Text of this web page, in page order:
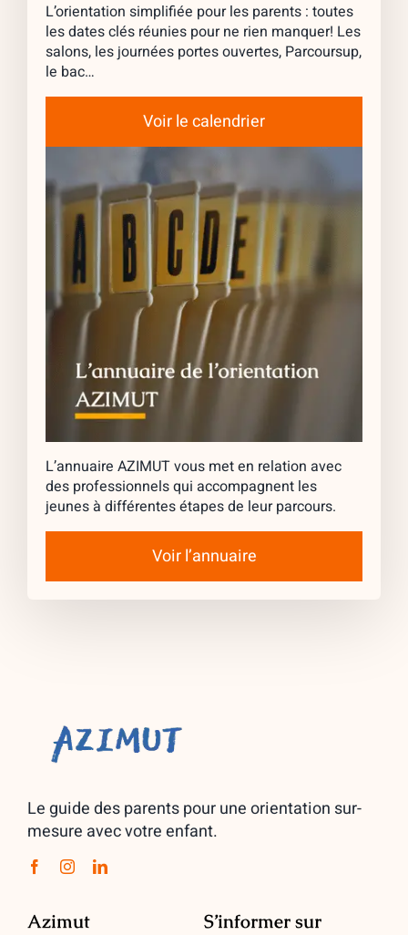
L’orientation simplifiée pour les parents : toutes
les dates clés réunies pour ne rien manquer! Les
salons, les journées portes ouvertes, Parcoursup,
le bac…
Voir le calendrier
L’annuaire AZIMUT vous met en relation avec
des professionnels qui accompagnent les
jeunes à différentes étapes de leur parcours.
Voir l’annuaire
Le guide des parents pour une orientation sur-
mesure avec votre enfant.
Azimut
S’informer sur